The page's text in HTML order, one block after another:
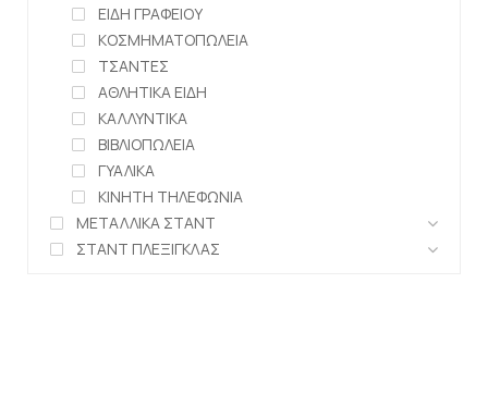
ΕΙΔΗ ΓΡΑΦΕΙΟΥ
ΚΟΣΜΗΜΑΤΟΠΩΛΕΙΑ
ΤΣΑΝΤΕΣ
ΑΘΛΗΤΙΚΑ ΕΙΔΗ
ΚΑΛΛΥΝΤΙΚΑ
ΒΙΒΛΙΟΠΩΛΕΙΑ
ΓΥΑΛΙΚΑ
ΚΙΝΗΤΗ ΤΗΛΕΦΩΝΙΑ
ΜΕΤΑΛΛΙΚΑ ΣΤΑΝΤ
ΣΤΑΝΤ ΠΛΕΞΙΓΚΛΑΣ